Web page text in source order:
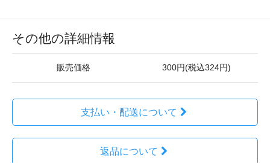
その他の詳細情報
販売価格 300円(税込324円)
支払い・配送について
返品について